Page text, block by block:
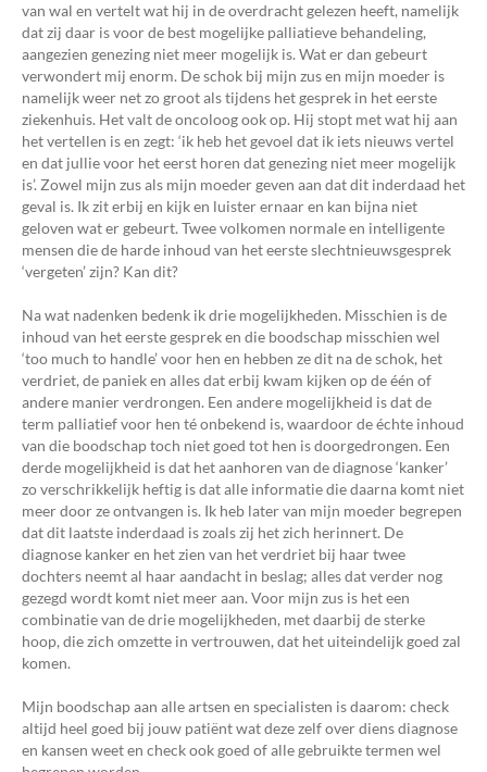
van wal en vertelt wat hij in de overdracht gelezen heeft, namelijk
dat zij daar is voor de best mogelijke palliatieve behandeling,
aangezien genezing niet meer mogelijk is. Wat er dan gebeurt
verwondert mij enorm. De schok bij mijn zus en mijn moeder is
namelijk weer net zo groot als tijdens het gesprek in het eerste
ziekenhuis. Het valt de oncoloog ook op. Hij stopt met wat hij aan
het vertellen is en zegt: ‘ik heb het gevoel dat ik iets nieuws vertel
en dat jullie voor het eerst horen dat genezing niet meer mogelijk
is’. Zowel mijn zus als mijn moeder geven aan dat dit inderdaad het
geval is. Ik zit erbij en kijk en luister ernaar en kan bijna niet
geloven wat er gebeurt. Twee volkomen normale en intelligente
mensen die de harde inhoud van het eerste slechtnieuwsgesprek
‘vergeten’ zijn? Kan dit?
Na wat nadenken bedenk ik drie mogelijkheden. Misschien is de
inhoud van het eerste gesprek en die boodschap misschien wel
‘too much to handle’ voor hen en hebben ze dit na de schok, het
verdriet, de paniek en alles dat erbij kwam kijken op de één of
andere manier verdrongen. Een andere mogelijkheid is dat de
term palliatief voor hen té onbekend is, waardoor de échte inhoud
van die boodschap toch niet goed tot hen is doorgedrongen. Een
derde mogelijkheid is dat het aanhoren van de diagnose ‘kanker’
zo verschrikkelijk heftig is dat alle informatie die daarna komt niet
meer door ze ontvangen is. Ik heb later van mijn moeder begrepen
dat dit laatste inderdaad is zoals zij het zich herinnert. De
diagnose kanker en het zien van het verdriet bij haar twee
dochters neemt al haar aandacht in beslag; alles dat verder nog
gezegd wordt komt niet meer aan. Voor mijn zus is het een
combinatie van de drie mogelijkheden, met daarbij de sterke
hoop, die zich omzette in vertrouwen, dat het uiteindelijk goed zal
komen.
Mijn boodschap aan alle artsen en specialisten is daarom: check
altijd heel goed bij jouw patiënt wat deze zelf over diens diagnose
en kansen weet en check ook goed of alle gebruikte termen wel